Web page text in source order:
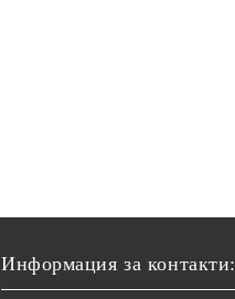
Информация за контакти: